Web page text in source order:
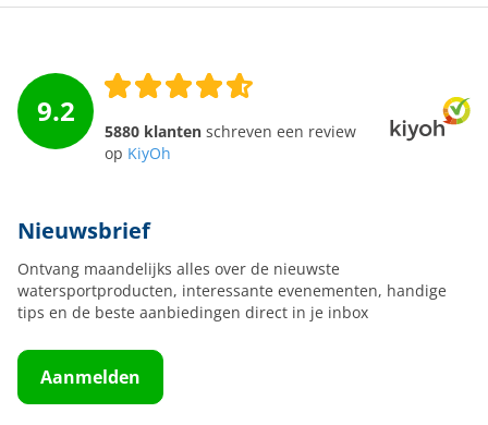
9.2
5880 klanten schreven een review
op KiyOh
Nieuwsbrief
Ontvang maandelijks alles over de nieuwste
watersportproducten, interessante evenementen, handige
tips en de beste aanbiedingen direct in je inbox
Aanmelden